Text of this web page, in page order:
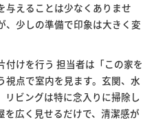
与えることは少なくありませ
、少しの準備で印象は大きく変
付けを行う 担当者は「この家を
視点で室内を見ます。玄関、水
リビングは特に念入りに掃除し
を広く見せるだけで、清潔感が